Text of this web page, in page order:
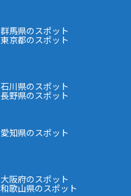
群馬県のスポット
東京都のスポット
石川県のスポット
長野県のスポット
愛知県のスポット
大阪府のスポット
和歌山県のスポット